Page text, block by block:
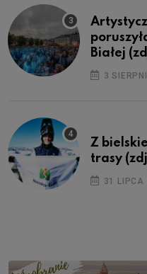
Białej
3
Z
trasy
31 LIPCA